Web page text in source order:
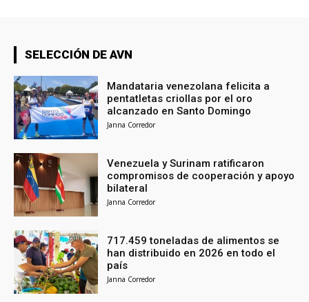
SELECCIÓN DE AVN
Mandataria venezolana felicita a
pentatletas criollas por el oro
alcanzado en Santo Domingo
Janna Corredor
Venezuela y Surinam ratificaron
compromisos de cooperación y apoyo
bilateral
Janna Corredor
717.459 toneladas de alimentos se
han distribuido en 2026 en todo el
país
Janna Corredor